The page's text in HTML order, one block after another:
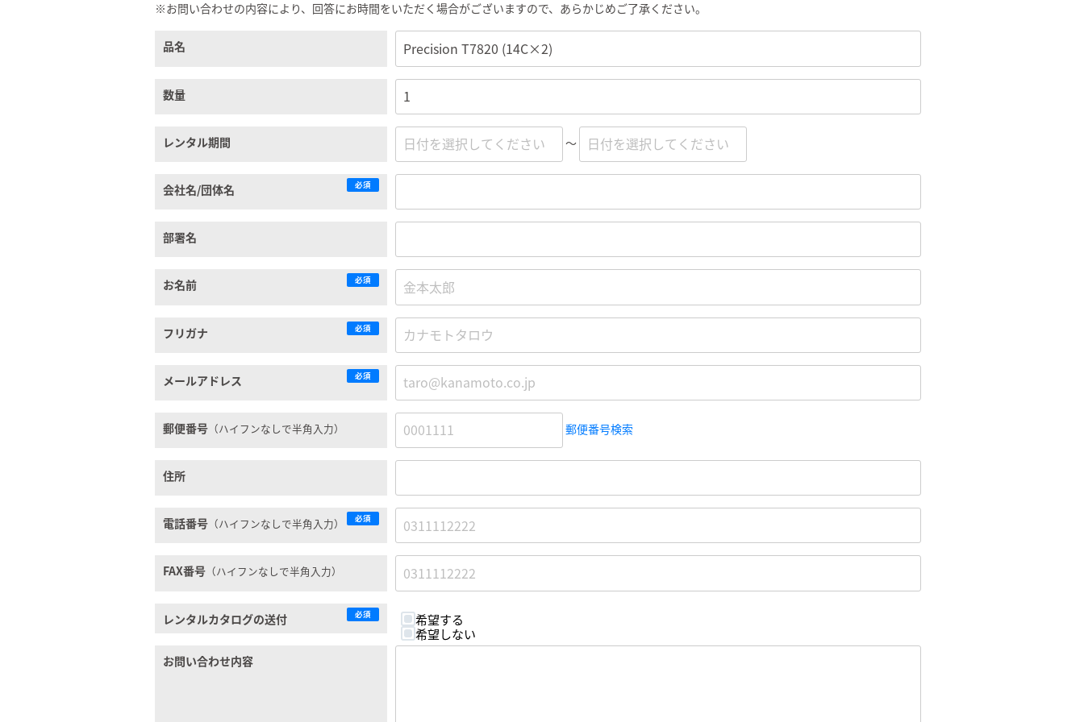
※お問い合わせの内容により、回答にお時間をいただく場合がございますので、あらかじめご了承ください。
品名
数量
レンタル期間 ～
会社名/団体名 必須
部署名
お名前 必須
フリガナ 必須
メールアドレス 必須
郵便番号 （ハイフンなしで半角入力） 郵便番号検索
住所
電話番号 （ハイフンなしで半角入力） 必須
FAX番号 （ハイフンなしで半角入力）
レンタルカタログの送付 必須
希望する
希望しない
お問い合わせ内容